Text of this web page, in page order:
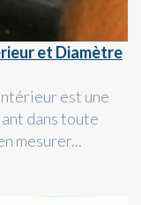
et Diamètre
est une
dans toute
mesurer...